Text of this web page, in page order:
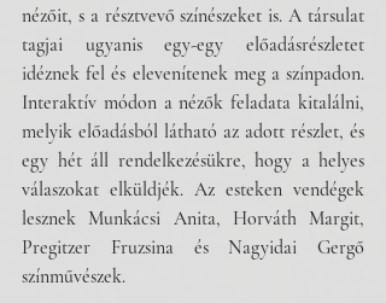
nézőit, s a résztvevő színészeket is. A társulat
tagjai ugyanis egy-egy előadásrészletet
idéznek fel és elevenítenek meg a színpadon.
Interaktív módon a nézők feladata kitalálni,
melyik előadásból látható az adott részlet, és
egy hét áll rendelkezésükre, hogy a helyes
válaszokat elküldjék. Az esteken vendégek
lesznek Munkácsi Anita, Horváth Margit,
Pregitzer Fruzsina és Nagyidai Gergő
színművészek.